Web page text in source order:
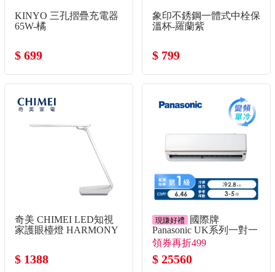
KINYO 三孔摺疊充電器
65W-橘
$ 699
象印不銹鋼一體式中栓保
溫杯-羅蘭紫
$ 799
奇美 CHIMEI LED知視
家護眼檯燈 HARMONY
$ 1388
現賺好禮
國際牌
Panasonic UK系列一對一
變頻單冷空調
領券再折499
$ 25560